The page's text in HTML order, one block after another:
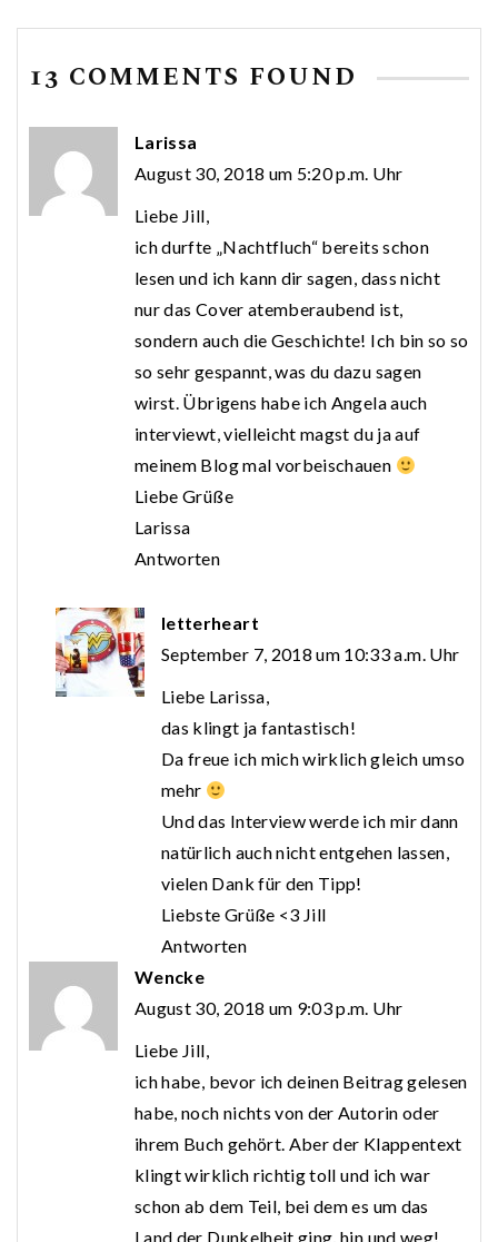
13 COMMENTS FOUND
Larissa
August 30, 2018 um 5:20 p.m. Uhr
Liebe Jill,
ich durfte „Nachtfluch“ bereits schon
lesen und ich kann dir sagen, dass nicht
nur das Cover atemberaubend ist,
sondern auch die Geschichte! Ich bin so so
so sehr gespannt, was du dazu sagen
wirst. Übrigens habe ich Angela auch
interviewt, vielleicht magst du ja auf
meinem Blog mal vorbeischauen
Liebe Grüße
Larissa
Antworten
letterheart
September 7, 2018 um 10:33 a.m. Uhr
Liebe Larissa,
das klingt ja fantastisch!
Da freue ich mich wirklich gleich umso
mehr
Und das Interview werde ich mir dann
natürlich auch nicht entgehen lassen,
vielen Dank für den Tipp!
Liebste Grüße <3 Jill
Antworten
Wencke
August 30, 2018 um 9:03 p.m. Uhr
Liebe Jill,
ich habe, bevor ich deinen Beitrag gelesen
habe, noch nichts von der Autorin oder
ihrem Buch gehört. Aber der Klappentext
klingt wirklich richtig toll und ich war
schon ab dem Teil, bei dem es um das
Land der Dunkelheit ging, hin und weg!